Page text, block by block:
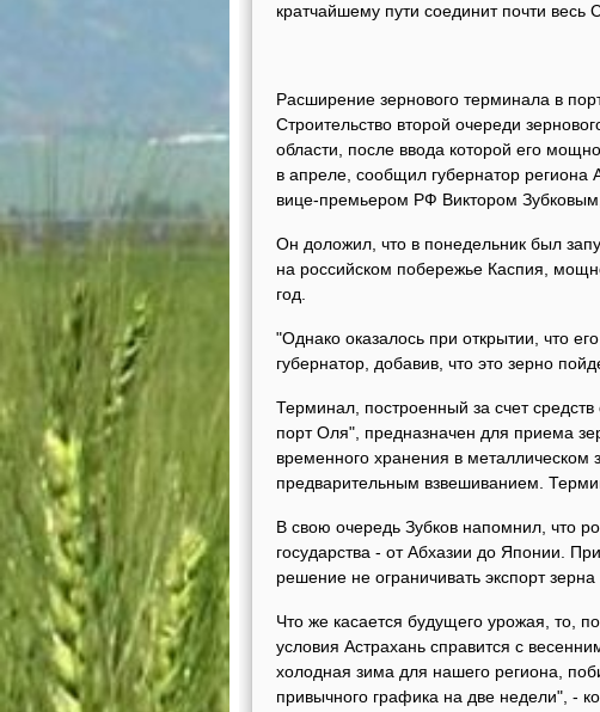
кратчайшему пути соединит почти весь
Расширение зернового терминала в
Строительство второй очереди
области, после ввода которой его
в апреле, сообщил губернатор
вице-премьером РФ Виктором
Он доложил, что в понедельник был
на российском побережье Каспия,
год.
"Однако оказалось при открытии, что
губернатор, добавив, что это зерно
Терминал, построенный за счет
порт Оля", предназначен для приема
временного хранения в металлическом
предварительным взвешиванием.
В свою очередь Зубков напомнил, что
государства - от Абхазии до Японии.
решение не ограничивать экспорт зерна
Что же касается будущего урожая, то,
условия Астрахань справится с
холодная зима для нашего региона,
привычного графика на две недели", -